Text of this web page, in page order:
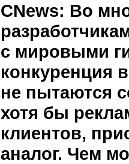
CNews: Во
с мировыми
конкуренция
не пытаются
хотя бы
клиентов,
аналог. Чем